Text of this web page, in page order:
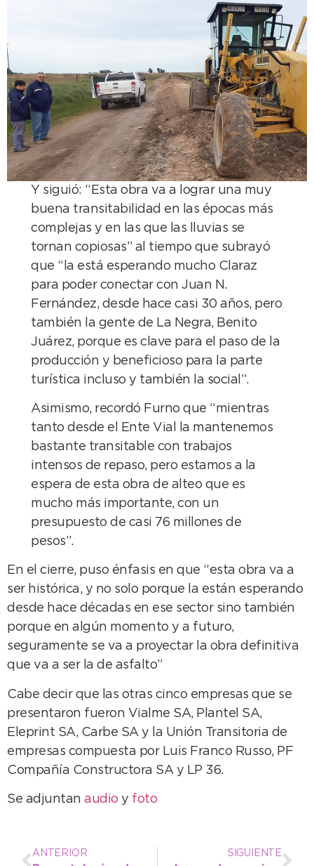
Y siguió: “Esta obra va a lograr una muy
buena transitabilidad en las épocas más
complejas y en las que las lluvias se
tornan copiosas” al tiempo que subrayó
que “la está esperando mucho Claraz
para poder conectar con Juan N.
Fernández, desde hace casi 30 años, pero
también la gente de La Negra, Benito
Juárez, porque es clave para el paso de la
producción y beneficioso para la parte
turística incluso y también la social”.
Asimismo, recordó Furno que “mientras
tanto desde el Ente Vial la mantenemos
bastante transitable con trabajos
intensos de repaso, pero estamos a la
espera de esta obra de alteo que es
mucho más importante, con un
presupuesto de casi 76 millones de
pesos”.
En el cierre, puso énfasis en que “esta obra va a
ser histórica, y no solo porque la están esperando
desde hace décadas en ese sector sino también
porque en algún momento y a futuro,
seguramente se va a proyectar la obra definitiva
que va a ser la de asfalto”
Cabe decir que las otras cinco empresas que se
presentaron fueron Vialme SA, Plantel SA,
Eleprint SA, Carbe SA y la Unión Transitoria de
empresas compuesta por Luis Franco Russo, PF
Compañía Constructora SA y LP 36.
Se adjuntan audio y foto
ANTERIOR SIGUIENTE